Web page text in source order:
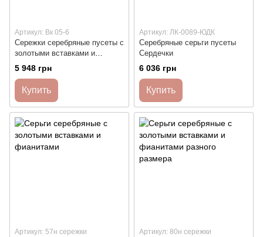
Артикул: Вк 05-6
Сережки серебряные пусеты с
золотыми вставками и
фианитами
5 948 грн
Купить
Артикул: ЛК-0089-ЮДК
Серебряные серьги пусеты
Сердечки
6 036 грн
Купить
Артикул: 57н сережки Артикул: 80н сережки